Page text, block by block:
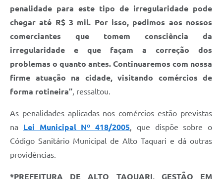
penalidade para este tipo de irregularidade pode
chegar até R$ 3 mil. Por isso, pedimos aos nossos
comerciantes que tomem consciência da
irregularidade e que façam a correção dos
problemas o quanto antes. Continuaremos com nossa
firme atuação na cidade, visitando comércios de
forma rotineira” , ressaltou.
As penalidades aplicadas nos comércios estão previstas
na Lei Municipal Nº 418/2005 , que dispõe sobre o
Código Sanitário Municipal de Alto Taquari e dá outras
providências.
*PREFEITURA DE ALTO TAQUARI, GESTÃO EM